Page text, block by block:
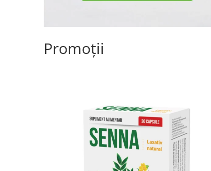
Promoții